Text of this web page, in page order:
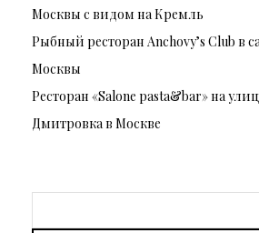
Москвы с видом на Кремль
Рыбный ресторан Anchovy’s Club в
Москвы
Ресторан «Salone pasta&bar» на
Дмитровка в Москве